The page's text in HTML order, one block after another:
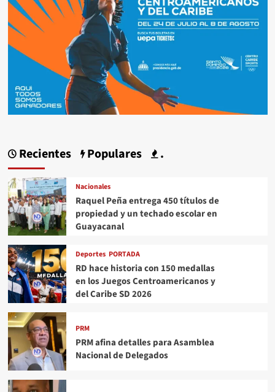
Recientes Populares .
Nacionales
Raquel Peña entrega 450 títulos de
propiedad y un techado escolar en
Guayacanal
Deportes PORTADA
RD hace historia con 150 medallas
en los Juegos Centroamericanos y
del Caribe SD 2026
PRM
PRM afina detalles para Asamblea
Nacional de Delegados